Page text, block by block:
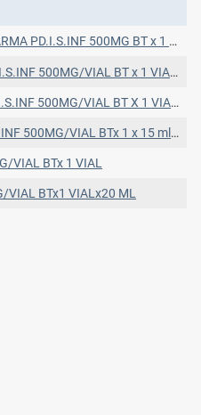
PD.I.S.INF 500MG BT x 1 VIAL
500MG/VIAL BT x 1 VIAL x 15ML
VIAL BT X 1 VIAL (GLASS-TYPE I) X 10ML
BTx 1 x 15 ml σε Γυάλινο Φιαλίδιο Τύπου Ι
VIAL BTx 1 VIAL
VIAL BTx1 VIALx20 ML